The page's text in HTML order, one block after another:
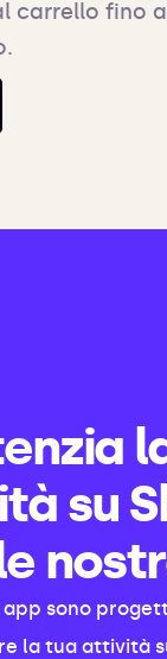
carrello fino
su
sono
la tua attività